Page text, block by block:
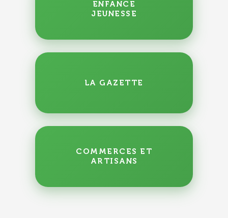
ENFANCE
JEUNESSE
LA GAZETTE
COMMERCES ET
ARTISANS